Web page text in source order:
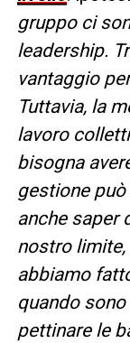
gruppo ci
leadership.
vantaggio
Tuttavia, la
lavoro
bisogna
gestione
anche saper
nostro limite,
abbiamo
quando
pettinare le